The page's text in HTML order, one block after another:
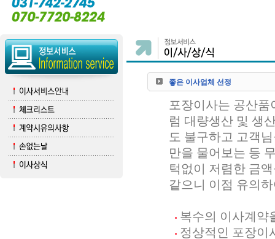
좋은 이사업체 선정
포장이사는 공산
럼 대량생산 및 생
도 불구하고 고객
만을 물어보는 등
턱없이 저렴한 금
같으니 이점 유의
복수의 이사계약
정상적인 포장이